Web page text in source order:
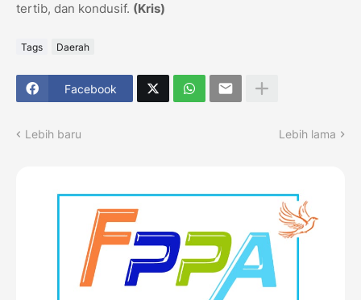
tertib, dan kondusif. (Kris)
Tags Daerah
Facebook
Lebih baru Lebih lama